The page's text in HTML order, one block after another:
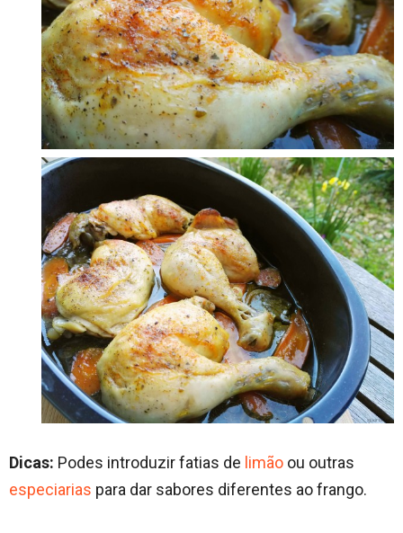
Dicas: Podes introduzir fatias de limão ou outras
especiarias para dar sabores diferentes ao frango.